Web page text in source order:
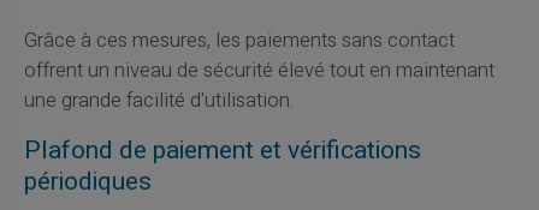
Grâce à ces mesures, les paiements sans contact
offrent un niveau de sécurité élevé tout en maintenant
une grande facilité d'utilisation.
Plafond de paiement et vérifications
périodiques